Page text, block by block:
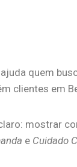
ajuda quem
clientes em
mostrar
e Cuidado